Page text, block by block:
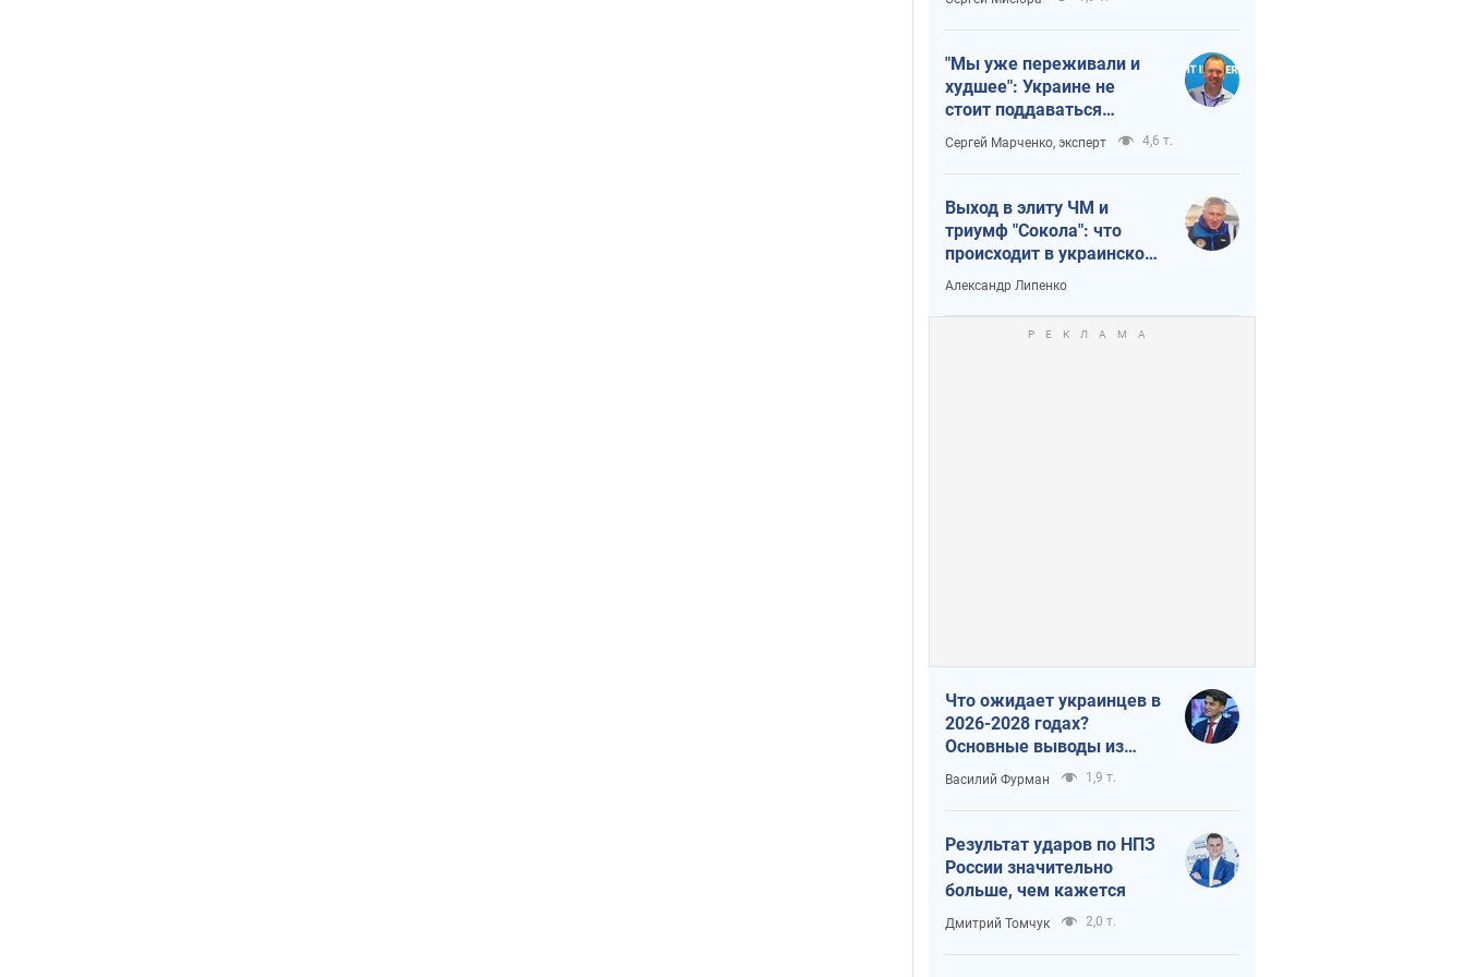
"Мы уже переживали и
худшее": Украине не
стоит поддаваться
отчаянию из-за
ракетного террора
Сергей Марченко, эксперт 4,6 т.
Выход в элиту ЧМ и
триумф "Сокола": что
происходит в украинском
хоккее
Александр Липенко
Что ожидает украинцев в
2026-2028 годах?
Основные выводы из
новых прогнозов от НБУ
Василий Фурман 1,9 т.
Результат ударов по НПЗ
России значительно
больше, чем кажется
Дмитрий Томчук 2,0 т.